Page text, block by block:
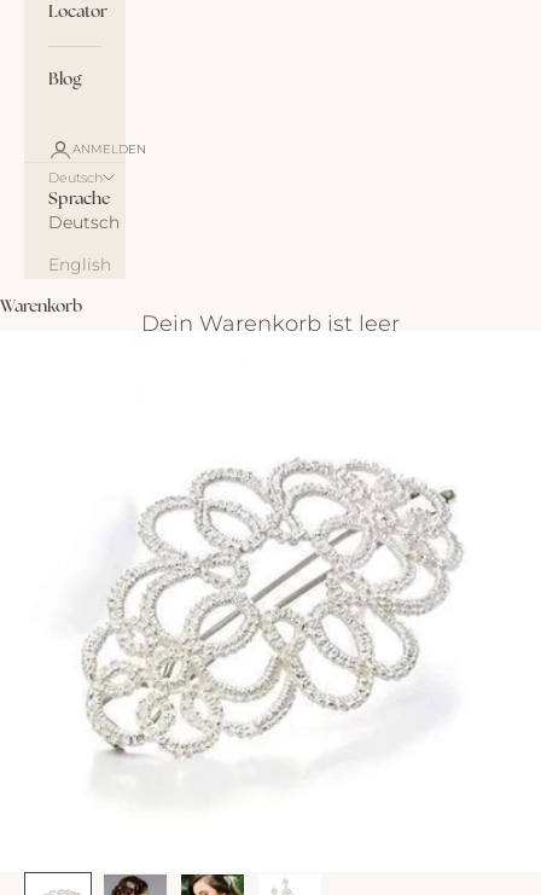
Locator
Blog
ANMELDEN
Deutsch
Sprache
Deutsch
English
Warenkorb
Dein Warenkorb ist leer